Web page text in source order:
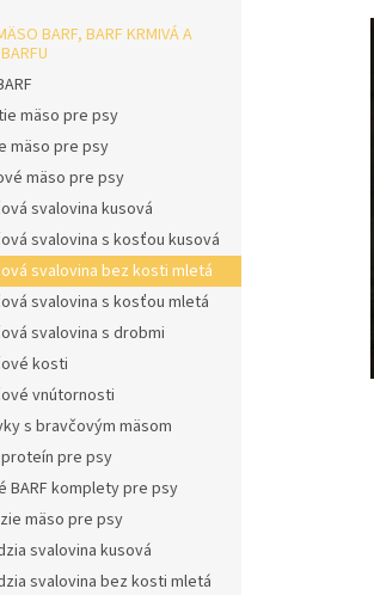
BARF, BARF KRMIVÁ A
mäso pre psy
mäso pre psy
mäso pre psy
svalovina kusová
svalovina s kosťou kusová
svalovina bez kosti mletá
svalovina s kosťou mletá
svalovina s drobmi
kosti
vnútornosti
s bravčovým mäsom
pre psy
BARF komplety pre psy
mäso pre psy
svalovina kusová
svalovina bez kosti mletá